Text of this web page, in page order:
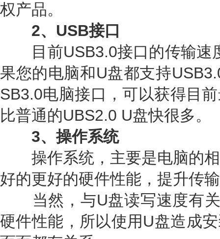
权产品。
2、USB接口
目前USB3.0接口的传输速
果您的电脑和U盘都支持
SB3.0电脑接口，可以获得目
比普通的UBS2.0 U盘快很多。
3、操作系统
操作系统，主要是电脑的相
好的更好的硬件性能，提升传
当然，与U盘读写速度有关
硬件性能，所以使用U盘造成